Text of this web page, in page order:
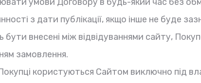
з дати публікації, якщо інше не буде
бути внесені між відвідуваннями сайту,
замовлення.
користуються Сайтом виключно під